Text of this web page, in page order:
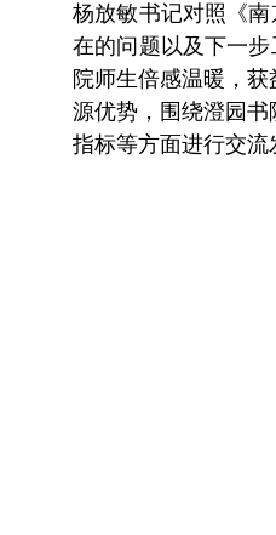
杨放敏书记对照《
在的问题以及下一
院师生倍感温暖，
源优势，围绕澄园书
指标等方面进行交流